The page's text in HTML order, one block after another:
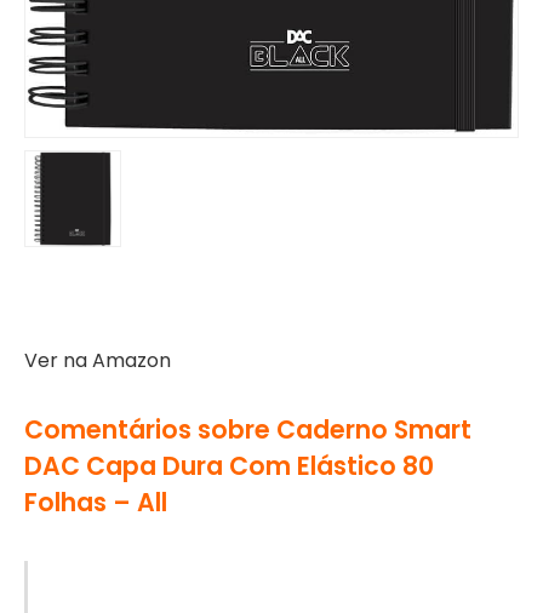
Ver na Amazon
Comentários sobre Caderno Smart
DAC Capa Dura Com Elástico 80
Folhas – All